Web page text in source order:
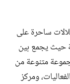
بإطلالات ساحرة على
حيث يجمع بين
متنوعة من
ومركز